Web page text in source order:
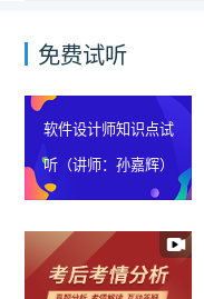
免费试听
软件设计师知识点试
听（讲师：孙嘉辉）